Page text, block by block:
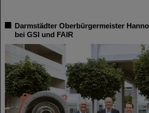
Darmstädter Oberbürgermeister
bei GSI und FAIR